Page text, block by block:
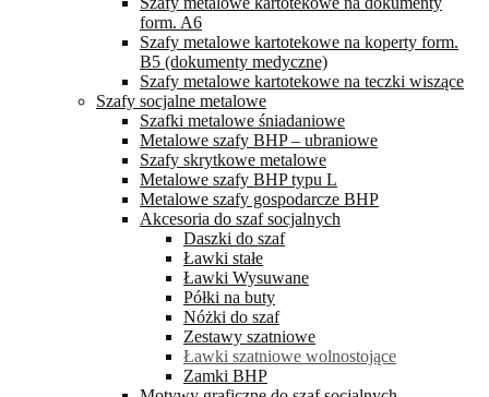
form. A6
Szafy metalowe kartotekowe na koperty form.
B5 (dokumenty medyczne)
Szafy metalowe kartotekowe na teczki wiszące
Szafy socjalne metalowe
Szafki metalowe śniadaniowe
Metalowe szafy BHP – ubraniowe
Szafy skrytkowe metalowe
Metalowe szafy BHP typu L
Metalowe szafy gospodarcze BHP
Akcesoria do szaf socjalnych
Daszki do szaf
Ławki stałe
Ławki Wysuwane
Półki na buty
Nóżki do szaf
Zestawy szatniowe
Ławki szatniowe wolnostojące
Zamki BHP